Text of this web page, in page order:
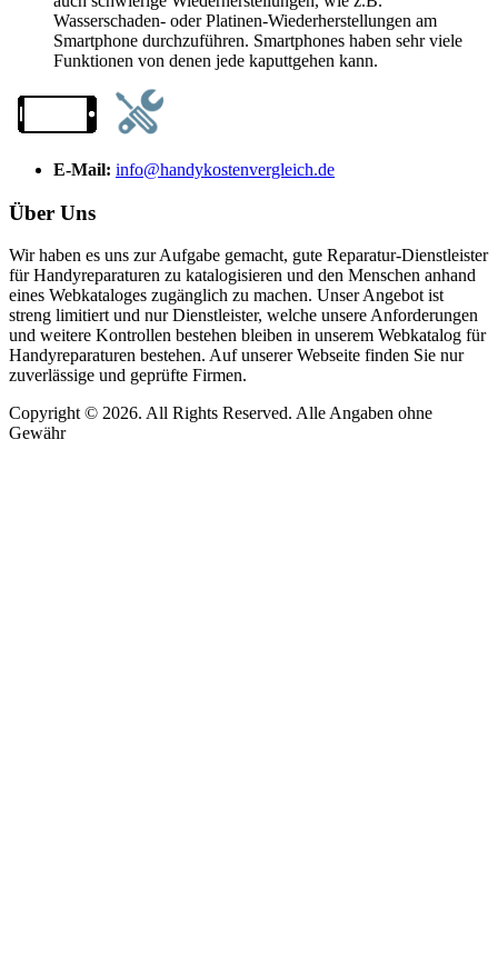
Wasserschaden- oder Platinen-Wiederherstellungen am
Smartphone durchzuführen. Smartphones haben sehr viele
Funktionen von denen jede kaputtgehen kann.
E-Mail: info@handykostenvergleich.de
Über Uns
Wir haben es uns zur Aufgabe gemacht, gute Reparatur-Dienstleister
für Handyreparaturen zu katalogisieren und den Menschen anhand
eines Webkataloges zugänglich zu machen. Unser Angebot ist
streng limitiert und nur Dienstleister, welche unsere Anforderungen
und weitere Kontrollen bestehen bleiben in unserem Webkatalog für
Handyreparaturen bestehen. Auf unserer Webseite finden Sie nur
zuverlässige und geprüfte Firmen.
Copyright © 2026. All Rights Reserved. Alle Angaben ohne
Gewähr